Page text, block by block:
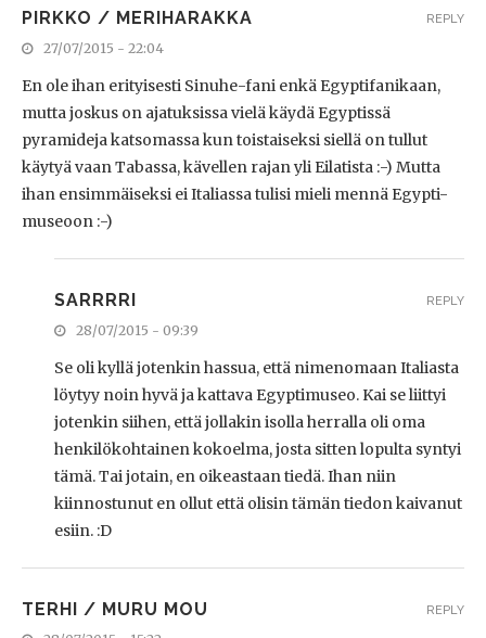
PIRKKO / MERIHARAKKA
27/07/2015 - 22:04
En ole ihan erityisesti Sinuhe-fani enkä Egyptifanikaan,
mutta joskus on ajatuksissa vielä käydä Egyptissä
pyramideja katsomassa kun toistaiseksi siellä on tullut
käytyä vaan Tabassa, kävellen rajan yli Eilatista :-) Mutta
ihan ensimmäiseksi ei Italiassa tulisi mieli mennä Egypti-
museoon :-)
REPLY
SARRRRI
28/07/2015 - 09:39
Se oli kyllä jotenkin hassua, että nimenomaan Italiasta
löytyy noin hyvä ja kattava Egyptimuseo. Kai se liittyi
jotenkin siihen, että jollakin isolla herralla oli oma
henkilökohtainen kokoelma, josta sitten lopulta syntyi
tämä. Tai jotain, en oikeastaan tiedä. Ihan niin
kiinnostunut en ollut että olisin tämän tiedon kaivanut
esiin. :D
REPLY
TERHI / MURU MOU REPLY